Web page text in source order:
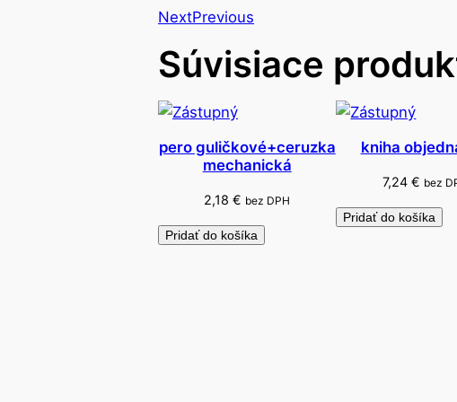
NextPrevious
Súvisiace
pero guličkové+ceruzka
mechanická
2,18€ bez DPH
Pridať do košíka
kniha
7,24 € bez
Pridať do košíka